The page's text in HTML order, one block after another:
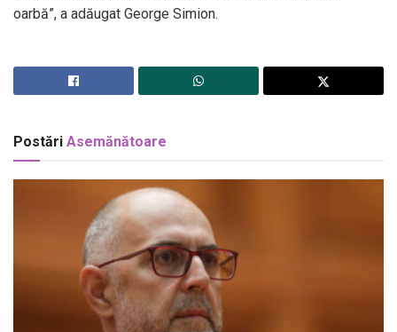
oarbă”, a adăugat George Simion.
Postări Asemănătoare